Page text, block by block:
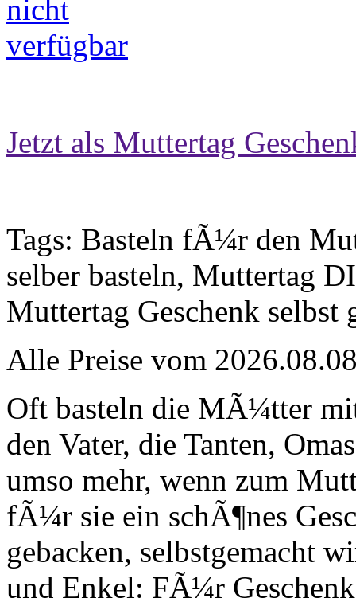
Jetzt als Muttertag
Tags: Basteln fÃ¼r den
selber basteln, Muttertag
Muttertag Geschenk selbst
Alle Preise vom
Oft basteln die MÃ¼tter
den Vater, die Tanten,
umso mehr, wenn zum
fÃ¼r sie ein schÃ¶nes
gebacken, selbstgemacht
und Enkel: FÃ¼r